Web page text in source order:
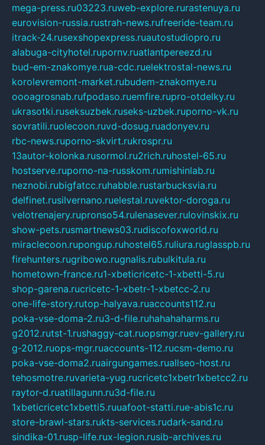
mega-press.ru03223.ruweb-explore.rurastenuya.ru
eurovision-russia.rustrah-news.rufreeride-team.ru
itrack-24.rusexshopexpress.ruautostudiopro.ru
alabuga-cityhotel.rupornv.ruatlantpereezd.ru
bud-em-znakomye.rua-cdc.ruelektrostal-news.ru
korolevremont-market.rubudem-znakomye.ru
oooagrosnab.rufpodaso.ruemfire.rupro-otdelky.ru
ukrasotki.ruseksuzbek.ruseks-uzbek.ruporno-vk.ru
sovratili.ruolecoon.ruvd-dosug.ruadonyev.ru
rbc-news.ruporno-skvirt.rukrospr.ru
13autor-kolonka.rusormol.ru2rich.ruhostel-65.ru
hostserve.ruporno-na-russkom.rumishinlab.ru
neznobi.rubigfatcc.ruhabble.rustarbucksvia.ru
delfinet.rusilvernano.ruelestal.ruvektor-doroga.ru
velotrenajery.rupronso54.rulenasever.rulovinskix.ru
show-pets.rusmartnews03.rudiscofoxworld.ru
miraclecoon.rupongup.ruhostel65.ruliura.ruglasspb.ru
firehunters.rugribowo.rugnalis.rubulkitula.ru
hometown-france.ru1-xbeticricetc-1-xbetti-5.ru
shop-garena.rucricetc-1-xbetr-1-xbetcc-2.ru
one-life-story.rutop-halyava.ruaccounts112.ru
poka-vse-doma-2.ru3-d-file.ruhahahaharms.ru
g2012.rutst-1.rushaggy-cat.ruopsmgr.ruev-gallery.ru
g-2012.ruops-mgr.ruaccounts-112.rucsm-demo.ru
poka-vse-doma2.ruairgungames.ruallseo-host.ru
tehosmotre.ruvarieta-yug.rucricetc1xbetr1xbetcc2.ru
raytor-d.ruatillagunn.ru3d-file.ru
1xbeticricetc1xbetti5.ruuafoot-statti.rue-abis1c.ru
store-brawl-stars.rukts-services.rudark-sand.ru
sindika-01.rusp-life.rux-legion.rusib-archives.ru